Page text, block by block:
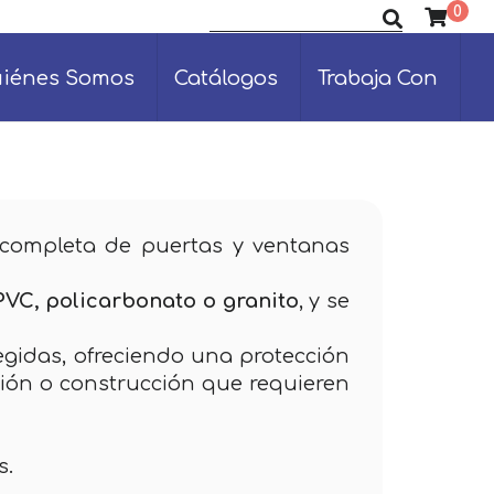
0
Somos Catálogos Trabaja Con
de puertas y ventanas
policarbonato o granito, y se
ofreciendo una protección
o construcción que requieren